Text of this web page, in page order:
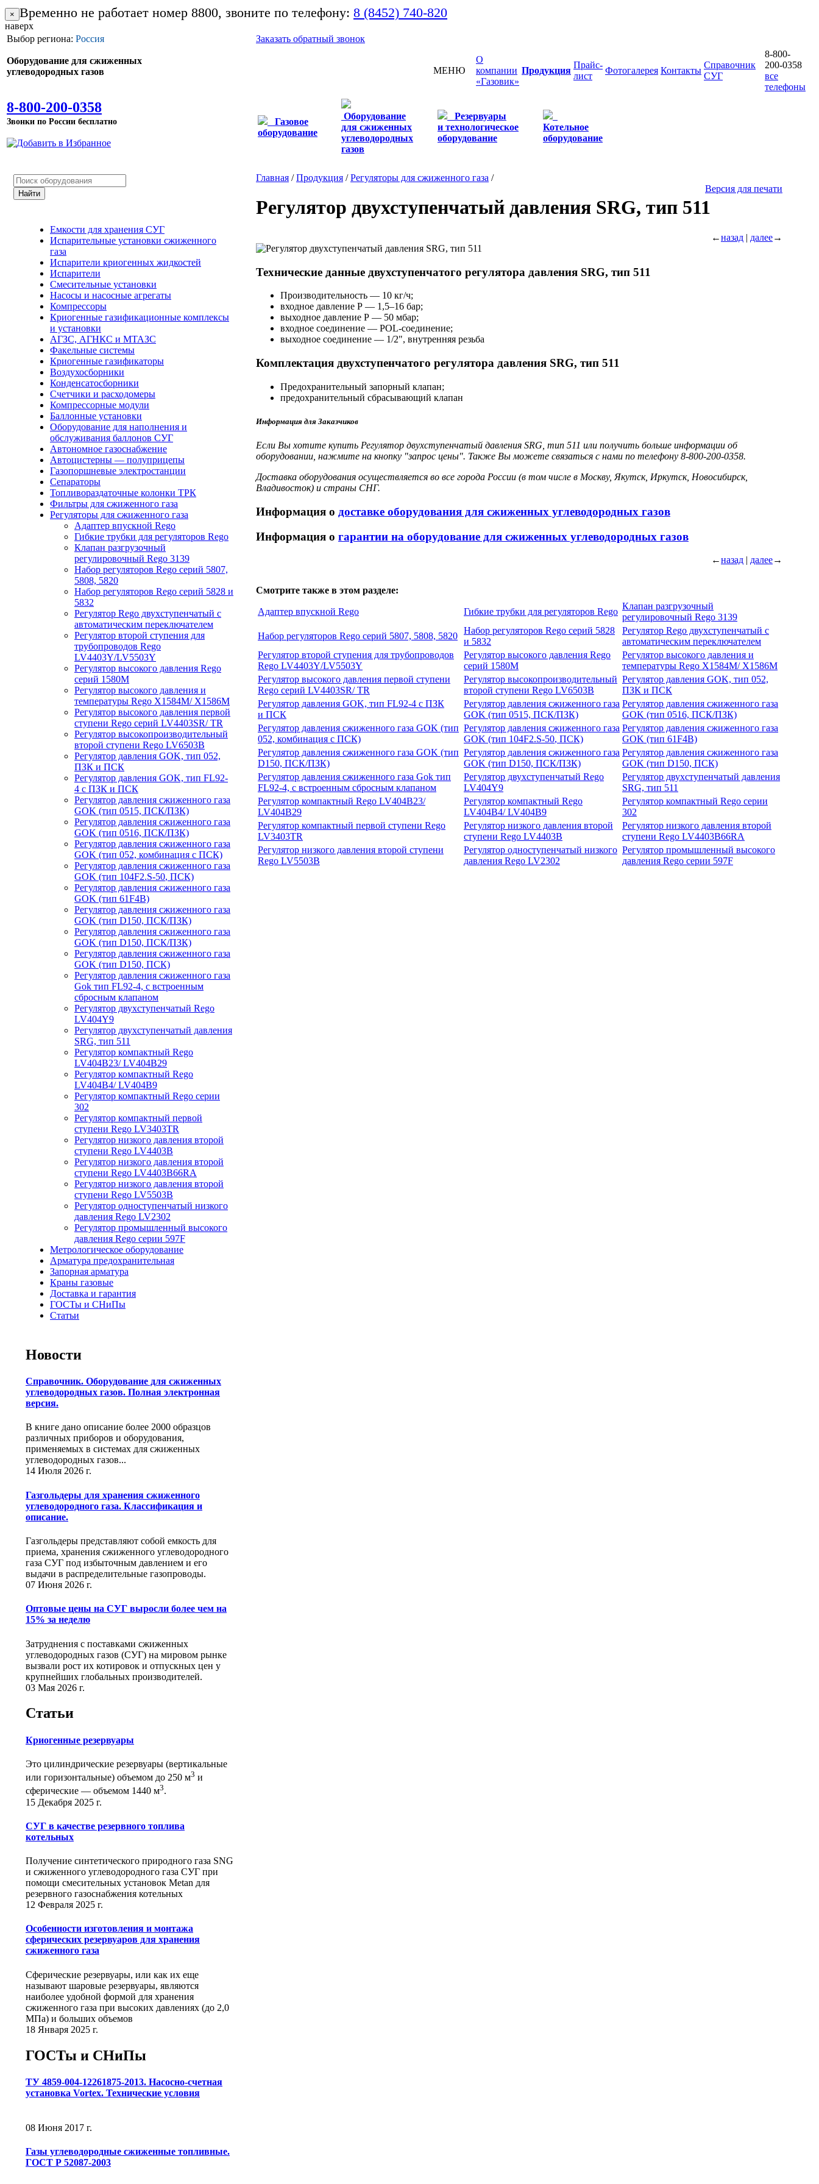
× Временно не работает номер 8800, звоните по телефону: 8 (8452) 740-820
наверх
Выбор региона: Россия
Оборудование для сжиженных
углеводородных газов
8-800-200-0358
Звонки по России бесплатно
Заказать обратный звонок
МЕНЮ
О
компании
«Газовик»
Продукция
Прайс-
лист
Фотогалерея Контакты
Справочник
СУГ
8-800-
200-0358
все
телефоны
Газовое
оборудование
Оборудование
для сжиженных
углеводородных
газов
Резервуары
и технологическое
оборудование
Котельное
оборудование
Емкости для хранения СУГ
Испарительные установки сжиженного
газа
Испарители криогенных жидкостей
Испарители
Смесительные установки
Насосы и насосные агрегаты
Компрессоры
Криогенные газификационные комплексы
и установки
АГЗС, АГНКС и МТАЗС
Факельные системы
Криогенные газификаторы
Воздухосборники
Конденсатосборники
Счетчики и расходомеры
Компрессорные модули
Баллонные установки
Оборудование для наполнения и
обслуживания баллонов СУГ
Автономное газоснабжение
Автоцистерны — полуприцепы
Газопоршневые электростанции
Сепараторы
Топливораздаточные колонки ТРК
Фильтры для сжиженного газа
Регуляторы для сжиженного газа
Адаптер впускной Rego
Гибкие трубки для регуляторов Rego
Клапан разгрузочный
регулировочный Rego 3139
Набор регуляторов Rego серий 5807,
5808, 5820
Набор регуляторов Rego серий 5828 и
5832
Регулятор Rego двухступенчатый с
автоматическим переключателем
Регулятор второй ступения для
трубопроводов Rego
LV4403Y/LV5503Y
Регулятор высокого давления Rego
серий 1580М
Регулятор высокого давления и
температуры Rego X1584M/ X1586M
Регулятор высокого давления первой
ступени Rego серий LV4403SR/ TR
Регулятор высокопроизводительный
второй ступени Rego LV6503B
Регулятор давления GOK, тип 052,
ПЗК и ПСК
Регулятор давления GOK, тип FL92-
4 с ПЗК и ПСК
Регулятор давления сжиженного газа
GOK (тип 0515, ПСК/ПЗК)
Регулятор давления сжиженного газа
GOK (тип 0516, ПСК/ПЗК)
Регулятор давления сжиженного газа
GOK (тип 052, комбинация с ПСК)
Регулятор давления сжиженного газа
GOK (тип 104F2.S-50, ПСК)
Регулятор давления сжиженного газа
GOK (тип 61F4B)
Регулятор давления сжиженного газа
GOK (тип D150, ПСК/ПЗК)
Регулятор давления сжиженного газа
GOK (тип D150, ПСК/ПЗК)
Регулятор давления сжиженного газа
GOK (тип D150, ПСК)
Регулятор давления сжиженного газа
Gok тип FL92-4, с встроенным
сбросным клапаном
Регулятор двухступенчатый Rego
LV404Y9
Регулятор двухступенчатый давления
SRG, тип 511
Регулятор компактный Rego
LV404B23/ LV404B29
Регулятор компактный Rego
LV404B4/ LV404B9
Регулятор компактный Rego серии
302
Регулятор компактный первой
ступени Rego LV3403TR
Регулятор низкого давления второй
ступени Rego LV4403B
Регулятор низкого давления второй
ступени Rego LV4403B66RA
Регулятор низкого давления второй
ступени Rego LV5503B
Регулятор одноступенчатый низкого
давления Rego LV2302
Регулятор промышленный высокого
давления Rego серии 597F
Метрологическое оборудование
Арматура предохранительная
Запорная арматура
Краны газовые
Доставка и гарантия
ГОСТы и СНиПы
Статьи
Новости
Справочник. Оборудование для сжиженных
углеводородных газов. Полная электронная
версия.
В книге дано описание более 2000 образцов
различных приборов и оборудования,
применяемых в системах для сжиженных
углеводородных газов...
14 Июля 2026 г.
Газгольдеры для хранения сжиженного
углеводородного газа. Классификация и
описание.
Газгольдеры представляют собой емкость для
приема, хранения сжиженного углеводородного
газа СУГ под избыточным давлением и его
выдачи в распределительные газопроводы.
07 Июня 2026 г.
Оптовые цены на СУГ выросли более чем на
15% за неделю
Затруднения с поставками сжиженных
углеводородных газов (СУГ) на мировом рынке
вызвали рост их котировок и отпускных цен у
крупнейших глобальных производителей.
03 Мая 2026 г.
Статьи
Криогенные резервуары
Это цилиндрические резервуары (вертикальные
или горизонтальные) объемом до 250 м3 и
сферические ― объемом 1440 м3.
15 Декабря 2025 г.
СУГ в качестве резервного топлива
котельных
Получение синтетического природного газа SNG
и сжиженного углеводородного газа СУГ при
помощи смесительных установок Metan для
резервного газоснабжения котельных
12 Февраля 2025 г.
Особенности изготовления и монтажа
сферических резервуаров для хранения
сжиженного газа
Сферические резервуары, или как их еще
называют шаровые резервуары, являются
наиболее удобной формой для хранения
сжиженного газа при высоких давлениях (до 2,0
МПа) и больших объемов
18 Января 2025 г.
ГОСТы и СНиПы
ТУ 4859-004-12261875-2013. Насосно-счетная
установка Vortex. Технические условия
08 Июня 2017 г.
Газы углеводородные сжиженные топливные.
ГОСТ Р 52087-2003
Главная /Продукция /Регуляторы для сжиженного газа /
Версия для печати
Регулятор двухступенчатый давления SRG, тип 511
←назад | далее→
Технические данные двухступенчатого регулятора давления SRG, тип 511
Производительность — 10 кг/ч;
входное давление Р — 1,5–16 бар;
выходное давление Р — 50 мбар;
входное соединение — POL-соединение;
выходное соединение — 1/2", внутренняя резьба
Комплектация двухступенчатого регулятора давления SRG, тип 511
Предохранительный запорный клапан;
предохранительный сбрасывающий клапан
Информация для Заказчиков
Если Вы хотите купить Регулятор двухступенчатый давления SRG, тип 511 или получить больше информации об
оборудовании, нажмите на кнопку "запрос цены". Также Вы можете связаться с нами по телефону 8-800-200-0358.
Доставка оборудования осуществляется во все города России (в том числе в Москву, Якутск, Иркутск, Новосибирск,
Владивосток) и страны СНГ.
Информация о доставке оборудования для сжиженных углеводородных газов
Информация о гарантии на оборудование для сжиженных углеводородных газов
←назад | далее→
Смотрите также в этом разделе:
Адаптер впускной Rego Гибкие трубки для регуляторов Rego
Клапан разгрузочный
регулировочный Rego 3139
Набор регуляторов Rego серий 5807, 5808, 5820
Набор регуляторов Rego серий 5828
и 5832
Регулятор Rego двухступенчатый с
автоматическим переключателем
Регулятор второй ступения для трубопроводов
Rego LV4403Y/LV5503Y
Регулятор высокого давления Rego
серий 1580М
Регулятор высокого давления и
температуры Rego X1584M/ X1586M
Регулятор высокого давления первой ступени
Rego серий LV4403SR/ TR
Регулятор высокопроизводительный
второй ступени Rego LV6503B
Регулятор давления GOK, тип 052,
ПЗК и ПСК
Регулятор давления GOK, тип FL92-4 с ПЗК
и ПСК
Регулятор давления сжиженного газа
GOK (тип 0515, ПСК/ПЗК)
Регулятор давления сжиженного газа
GOK (тип 0516, ПСК/ПЗК)
Регулятор давления сжиженного газа GOK (тип
052, комбинация с ПСК)
Регулятор давления сжиженного газа
GOK (тип 104F2.S-50, ПСК)
Регулятор давления сжиженного газа
GOK (тип 61F4B)
Регулятор давления сжиженного газа GOK (тип
D150, ПСК/ПЗК)
Регулятор давления сжиженного газа
GOK (тип D150, ПСК/ПЗК)
Регулятор давления сжиженного газа
GOK (тип D150, ПСК)
Регулятор давления сжиженного газа Gok тип
FL92-4, с встроенным сбросным клапаном
Регулятор двухступенчатый Rego
LV404Y9
Регулятор двухступенчатый давления
SRG, тип 511
Регулятор компактный Rego LV404B23/
LV404B29
Регулятор компактный Rego
LV404B4/ LV404B9
Регулятор компактный Rego серии
302
Регулятор компактный первой ступени Rego
LV3403TR
Регулятор низкого давления второй
ступени Rego LV4403B
Регулятор низкого давления второй
ступени Rego LV4403B66RA
Регулятор низкого давления второй ступени
Rego LV5503B
Регулятор одноступенчатый низкого
давления Rego LV2302
Регулятор промышленный высокого
давления Rego серии 597F